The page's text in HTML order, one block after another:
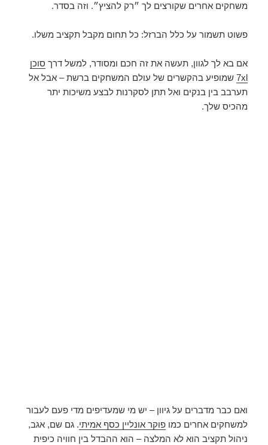
משחקים אחרים שקורצים לך ״רק להציץ״. וזה בסדר.
פשוט תשמור על כלל הברזל: כל תחום מקבל תקציב משלו.
אם בא לך לגוון, תעשה את זה חכם ומסודר, למשל דרך סוכן
7xl שמופיע בהקשרים של עולם המשחקים ברשת – אבל אל
תערבב בין בנקים ואל תתן לסקרנות לבצע משיכות יתר
מהכיס שלך.
ואם כבר מדברים על גיוון – יש מי שמעדיפים מדי פעם לעבור
למשחקים אחרים כמופוקר אונליין כסף אמיתי. גם שם, אגב,
ניהול תקציב הוא לא המלצה – הוא ההבדל בין חוויה כיפית